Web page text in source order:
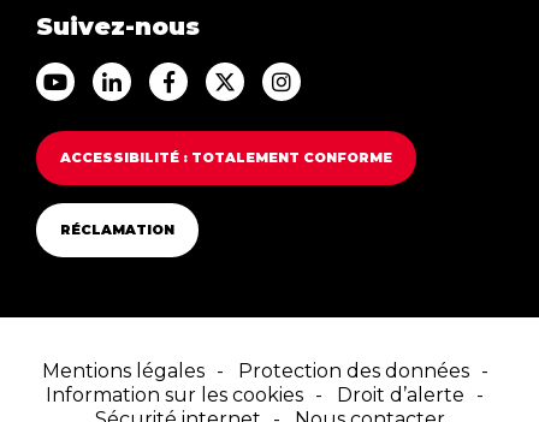
Suivez-nous
Accéder au Youtube Franfinance
Accéder au Linkedin Franfinance
Accéder au Facebook Franfinance
Accéder au Twitter
Accéder au Instagram
ACCESSIBILITÉ : TOTALEMENT CONFORME
RÉCLAMATION
Mentions légales
Protection des données
Information sur les cookies
Droit d’alerte